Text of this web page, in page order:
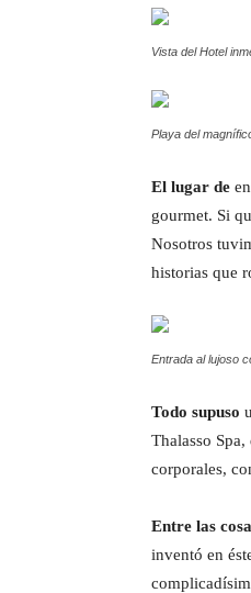
Vista del Hotel
Playa del
El lugar de
gourmet. Si
Nosotros
historias que
Entrada al lujoso
Todo supuso
Thalasso
corporales,
Entre las
inventó en